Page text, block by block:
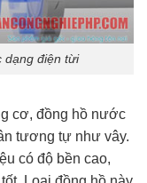
dạng điện từi
cơ, đồng hồ nước
tương tự như vây.
có độ bền cao,